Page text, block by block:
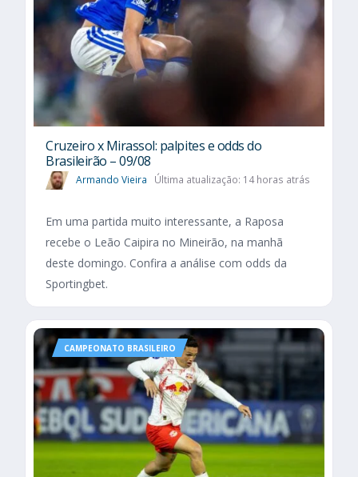
Cruzeiro x Mirassol: palpites e odds do
Brasileirão – 09/08
Armando Vieira Última atualização: 14 horas atrás
Em uma partida muito interessante, a Raposa
recebe o Leão Caipira no Mineirão, na manhã
deste domingo. Confira a análise com odds da
Sportingbet.
CAMPEONATO BRASILEIRO